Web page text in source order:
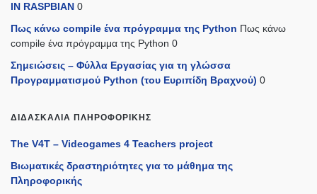
IN RASPBIAN 0
Πως κάνω compile ένα πρόγραμμα της Python Πως κάνω
compile ένα πρόγραμμα της Python 0
Σημειώσεις – Φύλλα Εργασίας για τη γλώσσα
Προγραμματισμού Python (του Ευριπίδη Βραχνού) 0
ΔΙΔΑΣΚΑΛΊΑ ΠΛΗΡΟΦΟΡΙΚΉΣ
The V4T – Videogames 4 Teachers project
Βιωματικές δραστηριότητες για το μάθημα της
Πληροφορικής